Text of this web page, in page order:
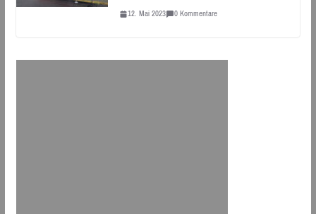
12. Mai 2023 0 Kommentare